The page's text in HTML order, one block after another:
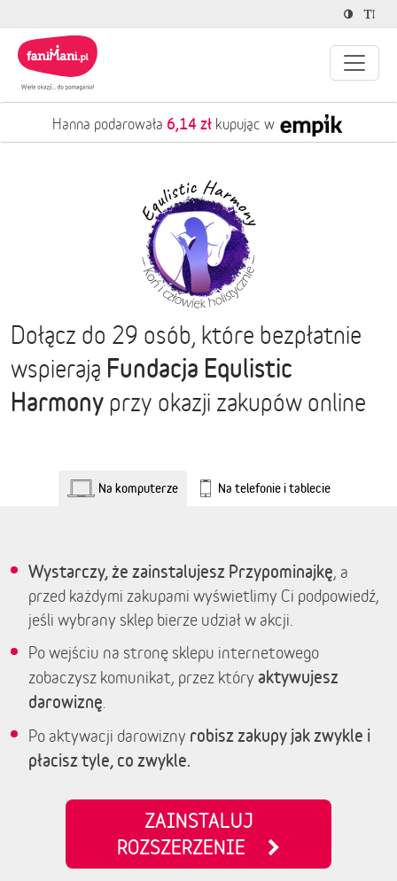
Hanna podarowała 6,14 zł kupując w
Dołącz do 29 osób, które bezpłatnie
wspierają Fundacja Equlistic
Harmony przy okazji zakupów online
Na komputerze Na telefonie i tablecie
Wystarczy, że zainstalujesz Przypominajkę, a
przed każdymi zakupami wyświetlimy Ci podpowiedź,
jeśli wybrany sklep bierze udział w akcji.
Po wejściu na stronę sklepu internetowego
zobaczysz komunikat, przez który aktywujesz
darowiznę
Po aktywacji darowizny robisz zakupy jak zwykle i
płacisz tyle, co zwykle.
ZAINSTALUJ
ROZSZERZENIE